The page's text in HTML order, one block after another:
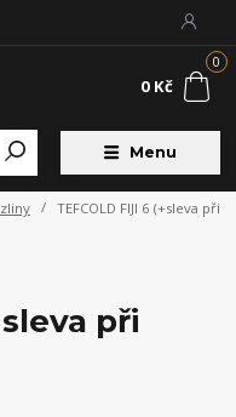
Menu
0
0 Kč
TEFCOLD FIJI 6 (+sleva při
při